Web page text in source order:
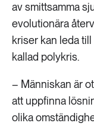
av smittsamma
evolutionära
kriser kan leda
kallad polykris.
– Människan är
att uppfinna
olika